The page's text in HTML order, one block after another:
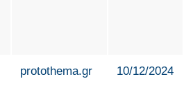
protothema.gr 10/12/2024